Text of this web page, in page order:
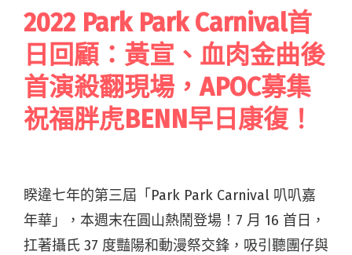
2022 Park Park Carnival首
日回顧：黃宣、血肉金曲後
首演殺翻現場，APOC募集
祝福胖虎BENN早日康復！
睽違七年的第三屆「Park Park Carnival 叭叭嘉
年華」，本週末在圓山熱鬧登場！7 月 16 首日，
扛著攝氏 37 度豔陽和動漫祭交鋒，吸引聽團仔與